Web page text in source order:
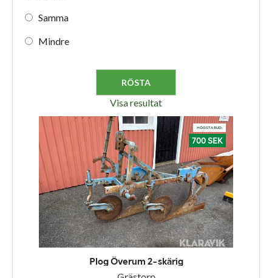
Samma
Mindre
Visa resultat